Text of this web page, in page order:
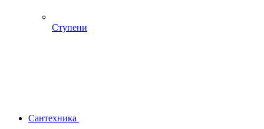
Ступени
Сантехника